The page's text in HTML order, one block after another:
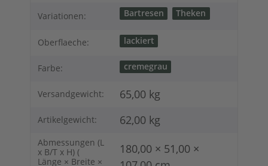
Variationen: Bartresen Theken
Oberflaeche: lackiert
Farbe: cremegrau
Versandgewicht: 65,00 kg
Artikelgewicht: 62,00 kg
Abmessungen (L
x B/T x H) (
Länge × Breite ×
180,00 × 51,00 ×